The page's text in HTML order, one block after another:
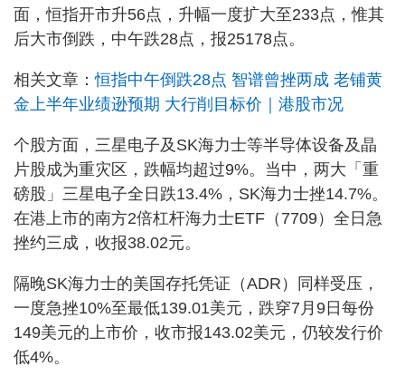
面，恒指开市升56点，升幅一度扩大至233点，惟其
后大市倒跌，中午跌28点，报25178点。
相关文章：恒指中午倒跌28点 智谱曾挫两成 老铺黄
金上半年业绩逊预期 大行削目标价｜港股市况
个股方面，三星电子及SK海力士等半导体设备及晶
片股成为重灾区，跌幅均超过9%。当中，两大「重
磅股」三星电子全日跌13.4%，SK海力士挫14.7%。
在港上市的南方2倍杠杆海力士ETF（7709）全日急
挫约三成，收报38.02元。
隔晚SK海力士的美国存托凭证（ADR）同样受压，
一度急挫10%至最低139.01美元，跌穿7月9日每份
149美元的上市价，收市报143.02美元，仍较发行价
低4%。